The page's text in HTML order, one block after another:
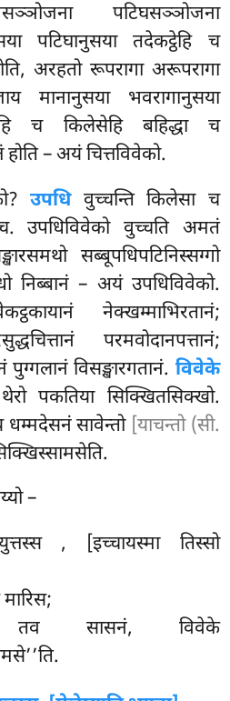
पटिघसञ्ञोजना
पटिघानुसया तदेकट्ठेहि च
अरहतो रूपरागा अरूपरागा
मानानुसया भवरागानुसया
च किलेसेहि बहिद्धा च
होति – अयं चित्तविवेको.
उपधिवुच्चन्ति किलेसा च
उपधिविवेको वुच्चति अमतं
सब्बूपधिपटिनिस्सग्गो
निब्बानं – अयं उपधिविवेको.
नेक्खम्माभिरतानं;
परमवोदानपत्तानं;
विसङ्खारगतानं. विवेके
पकतिया सिक्खितसिक्खो.
सावेन्तो [याचन्तो (सी.
–
, [इच्चायस्मा तिस्सो
मारिस;
तव सासनं, विवेके